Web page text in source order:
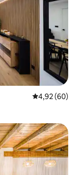
Note
4,92 (60)